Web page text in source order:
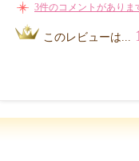
3件のコメントがありま
このレビューは...